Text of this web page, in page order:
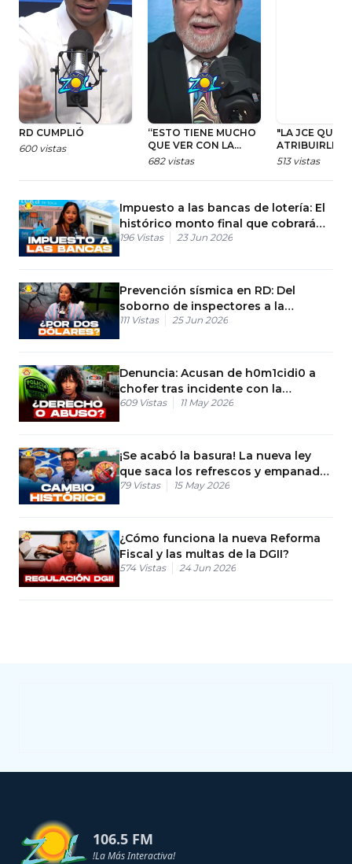
RD CUMPLIÓ
600 vistas
“ESTO TIENE MUCHO
QUE VER CON LA
CAMPAÑA DE LOS
682 vistas
"LA JCE
ATRIBUIRLE
ELECTORALES
513 vistas
Impuesto a las bancas de lotería: El
histórico monto final que cobrará
Hacienda
196 Vistas 23 Jun 2026
Prevención sísmica en RD: Del
soborno de inspectores a la
fiscalización digital
111 Vistas 25 Jun 2026
Denuncia: Acusan de h0m1cidi0 a
chofer tras incidente con la
DIGESETT
609 Vistas 11 May 2026
¡Se acabó la basura! La nueva ley
que saca los refrescos y empanadas
de los colegios
79 Vistas 15 May 2026
¿Cómo funciona la nueva Reforma
Fiscal y las multas de la DGII?
574 Vistas 24 Jun 2026
106.5 FM
!La Más Interactiva!